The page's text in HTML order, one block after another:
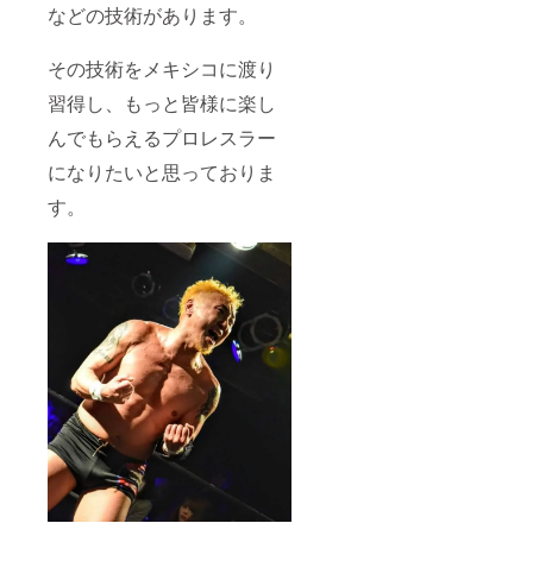
などの技術があります。
その技術をメキシコに渡り
習得し、もっと皆様に楽し
んでもらえるプロレスラー
になりたいと思っておりま
す。